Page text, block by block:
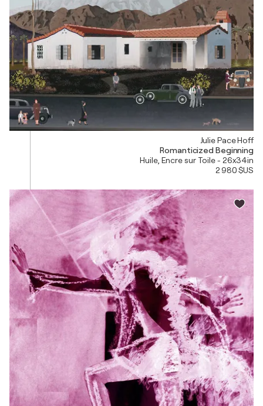
Julie Pace Hoff
Romanticized Beginning
Huile, Encre sur Toile - 26x34in
2 980 $US